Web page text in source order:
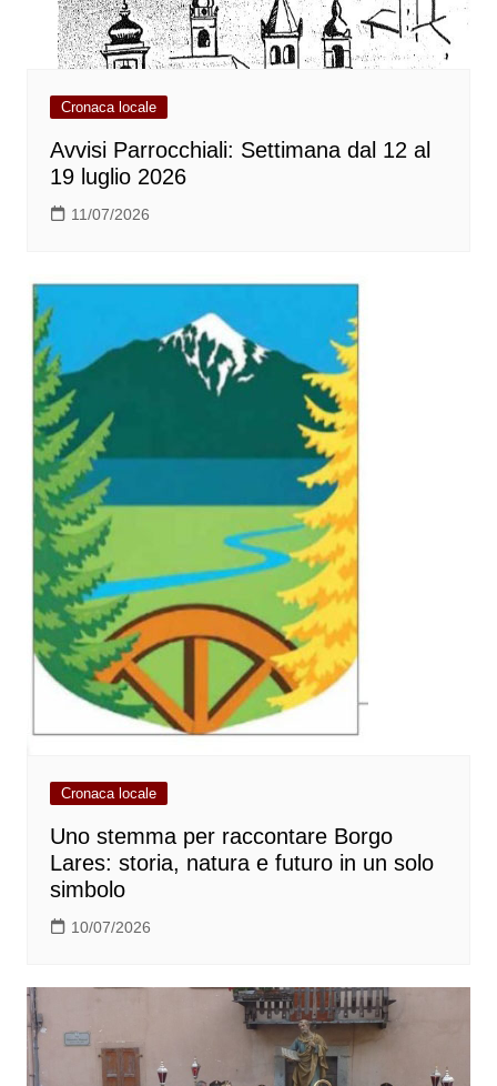
Cronaca locale
Avvisi Parrocchiali: Settimana dal 12 al
19 luglio 2026
11/07/2026
Cronaca locale
Uno stemma per raccontare Borgo
Lares: storia, natura e futuro in un solo
simbolo
10/07/2026